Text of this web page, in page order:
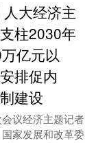
大经济主
柱2030年
亿元以
排促内
建设
议经济主题记者
家发展和改革委